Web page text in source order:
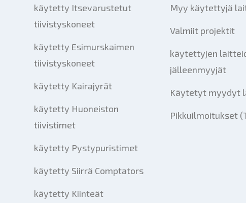
käytetty Itsevarustetut
tiivistyskoneet
käytetty Esimurskaimen
tiivistyskoneet
käytetty Kairajyrät
käytetty Huoneiston
tiivistimet
käytetty Pystypuristimet
käytetty Siirrä Comptators
käytetty Kiinteät
Myy käytettyjä
Valmiit projektit
käytettyjen
jälleenmyyjät
Käytetyt myydyt
Pikkuilmoitukset